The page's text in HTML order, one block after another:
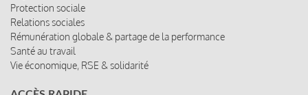
Protection sociale
Relations sociales
Rémunération globale & partage de la performance
Santé au travail
Vie économique, RSE & solidarité